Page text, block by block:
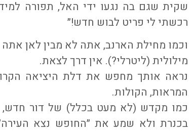
שקית שגם בה נגעו ידי האל, תפורה
רכשתי לי פריט לבוש חדש!״
וכמו מחילת הארנב, אתה לא מבין לאן
מילולית (ליטרלי?). אין דרך לצאת.
נראה אותך מחפש את דלת היציאה
המראות, הקולות.
בכנרת ולא שמע את ״החופש נצא